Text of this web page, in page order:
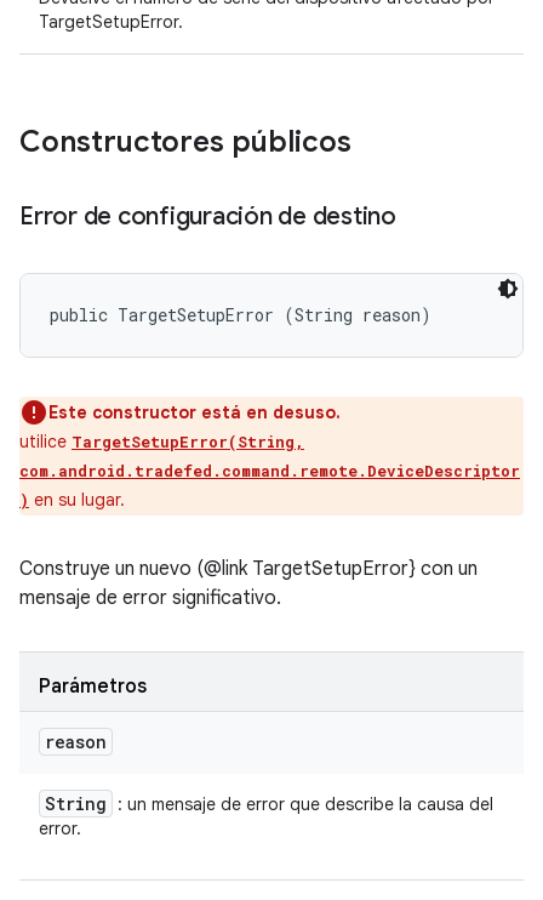
TargetSetupError.
Constructores públicos
Error de configuración de destino
public TargetSetupError (String reason)
Este constructor está en desuso.
utilice TargetSetupError(String,
com.android.tradefed.command.remote.DeviceDescriptor
) en su lugar.
Construye un nuevo (@link TargetSetupError} con un
mensaje de error significativo.
Parámetros
reason
String
: un mensaje de error que describe la causa del
error.